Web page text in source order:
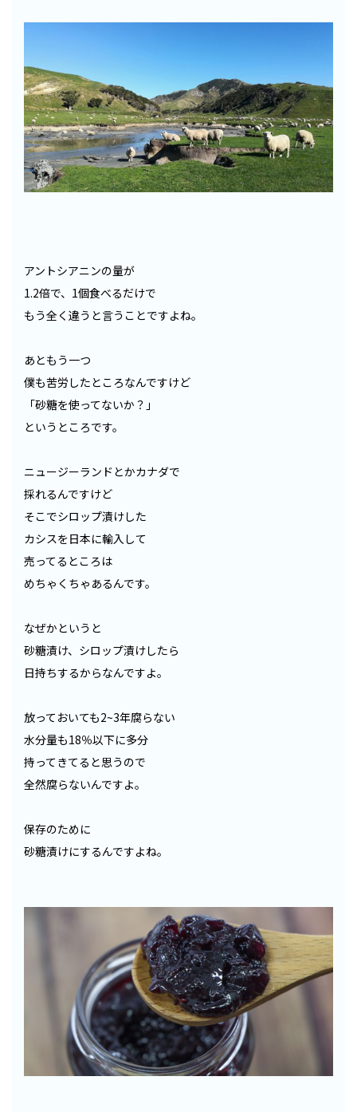
アントシアニンの量が
1.2倍で、1個食べるだけで
もう全く違うと言うことですよね。
あともう一つ
僕も苦労したところなんですけど
「砂糖を使ってないか？」
というところです。
ニュージーランドとかカナダで
採れるんですけど
そこでシロップ漬けした
カシスを日本に輸入して
売ってるところは
めちゃくちゃあるんです。
なぜかというと
砂糖漬け、シロップ漬けしたら
日持ちするからなんですよ。
放っておいても2~3年腐らない
水分量も18％以下に多分
持ってきてると思うので
全然腐らないんですよ。
保存のために
砂糖漬けにするんですよね。